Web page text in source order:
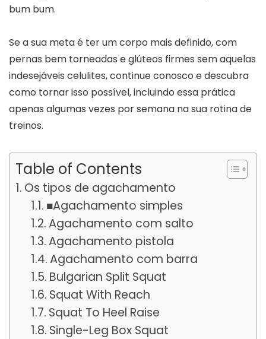
bum bum.
Se a sua meta é ter um corpo mais definido, com
pernas bem torneadas e glúteos firmes sem aquelas
indesejáveis celulites, continue conosco e descubra
como tornar isso possível, incluindo essa prática
apenas algumas vezes por semana na sua rotina de
treinos.
Table of Contents
Os tipos de agachamento
■Agachamento simples
Agachamento com salto
Agachamento pistola
Agachamento com barra
Bulgarian Split Squat
Squat With Reach
Squat To Heel Raise
Single-Leg Box Squat